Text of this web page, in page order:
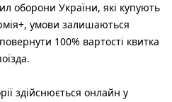
оборони України, які купують
умови залишаються
100% вартості квитка
здійснюється онлайн у